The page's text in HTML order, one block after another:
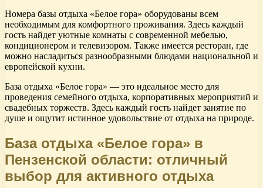
Номера базы отдыха «Белое гора» оборудованы всем
необходимым для комфортного проживания. Здесь каждый
гость найдет уютные комнаты с современной мебелью,
кондиционером и телевизором. Также имеется ресторан, где
можно насладиться разнообразными блюдами национальной и
европейской кухни.
База отдыха «Белое гора» — это идеальное место для
проведения семейного отдыха, корпоративных мероприятий и
свадебных торжеств. Здесь каждый гость найдет занятие по
душе и ощутит истинное удовольствие от отдыха на природе.
База отдыха «Белое гора» в
Пензенской области: отличный
выбор для активного отдыха